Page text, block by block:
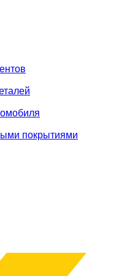
покрытиями